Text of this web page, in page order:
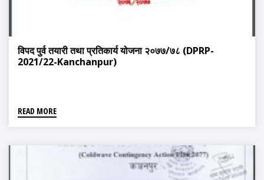
विपद पुर्व तयारी तथा प्रतिकार्य योजना २०७७/७८ (DPRP-
2021/22-Kanchanpur)
READ MORE